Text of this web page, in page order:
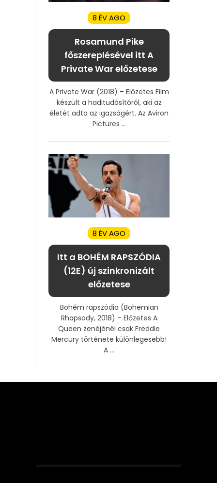
8 ÉV AGO
Rosamund Pike
főszereplésével itt A
Private War előzetese
A Private War (2018) – Előzetes Film
készült a haditudósítóról, aki az
életét adta az igazságért. Az Aviron
Pictures ...
8 ÉV AGO
Itt a BOHÉM RAPSZÓDIA
(12E) új szinkronizált
előzetese
Bohém rapszódia (Bohemian
Rhapsody, 2018) – Előzetes A
Queen zenéjénél csak Freddie
Mercury története különlegesebb!
A ...